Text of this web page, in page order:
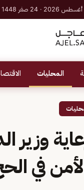
المحليات
وزير
في